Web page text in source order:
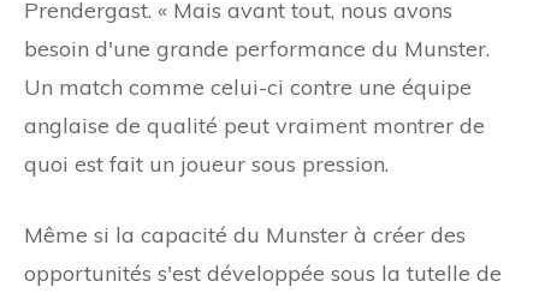
Prendergast. « Mais avant tout, nous avons
besoin d'une grande performance du Munster.
Un match comme celui-ci contre une équipe
anglaise de qualité peut vraiment montrer de
quoi est fait un joueur sous pression.
Même si la capacité du Munster à créer des
opportunités s'est développée sous la tutelle de